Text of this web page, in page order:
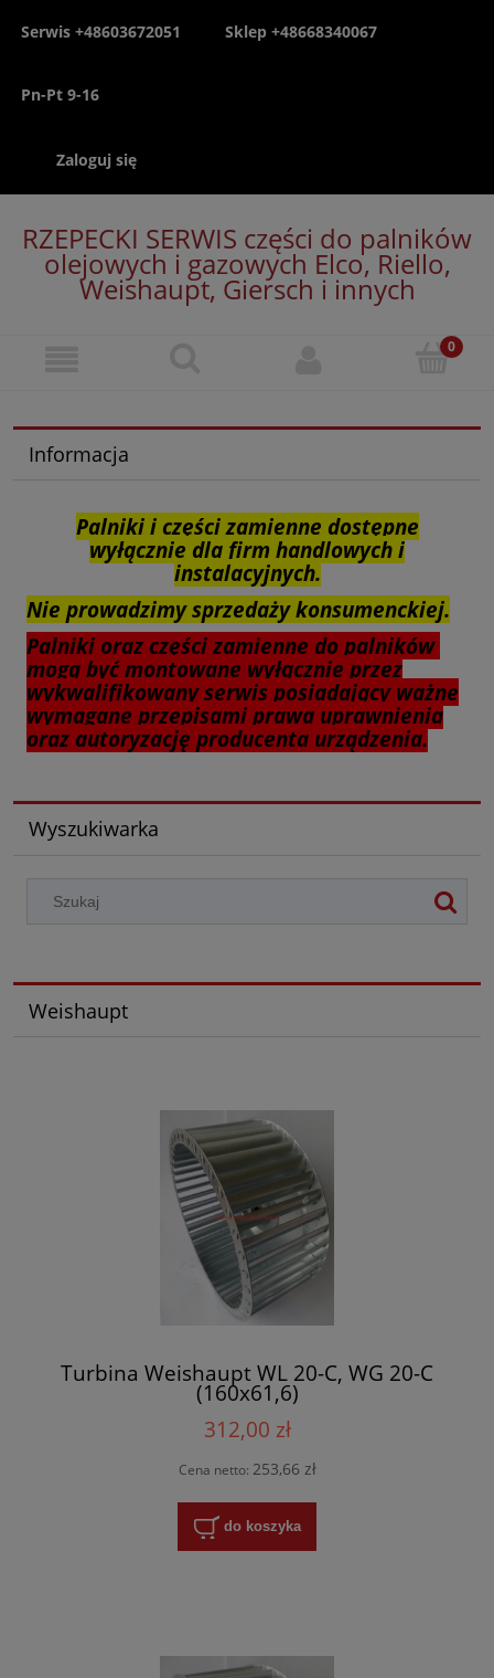
Serwis +48603672051 Sklep +48668340067
Pn-Pt 9-16
Zaloguj się
RZEPECKI SERWIS części do palników
olejowych i gazowych Elco, Riello,
Weishaupt, Giersch i innych
Informacja
Palniki i części zamienne dostępne
wyłącznie dla firm handlowych i
instalacyjnych.
Nie prowadzimy sprzedaży konsumenckiej.
Palniki oraz części zamienne do palników
mogą być montowane wyłącznie przez
wykwalifikowany serwis posiadający ważne
wymagane przepisami prawa uprawnienia
oraz autoryzację producenta urządzenia.
Wyszukiwarka
Weishaupt
Turbina Weishaupt WL 20-C, WG 20-C
(160x61,6)
312,00 zł
Cena netto: 253,66 zł
do koszyka